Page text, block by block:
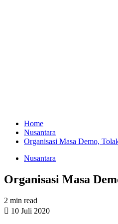
Home
Nusantara
Organisasi Masa Demo,
Nusantara
Organisasi Masa
2 min read
10 Juli 2020